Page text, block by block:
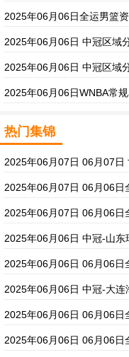
2025年06月06日全运男篮
2025年06月06日 中冠区域
录像
2025年06月06日 中冠区域
录像
2025年06月06日WNBA常
热门集锦
2025年06月07日 06月07日
利 进球视频
2025年06月07日 06月06日
集锦
2025年06月07日 06月06日
集锦
2025年06月06日 中冠-山
杀
2025年06月06日 06月06日
集锦
2025年06月06日 中冠-大
胜
2025年06月06日 06月06日
集锦
2025年06月06日 06月06日